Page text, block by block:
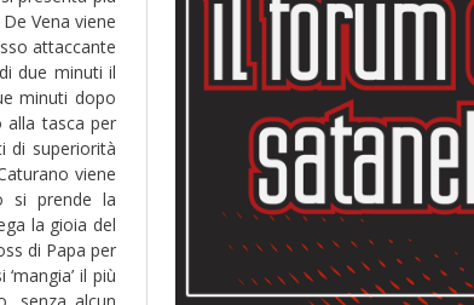
Vena viene
attaccante
due minuti il
minuti dopo
alla tasca per
di superiorità
viene
si prende la
la gioia del
di Papa per
il più